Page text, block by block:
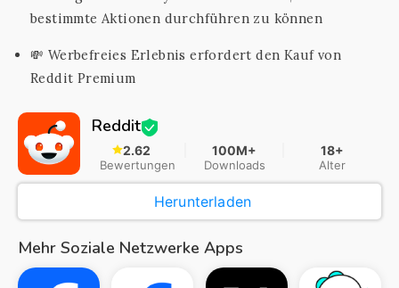
bestimmte Aktionen durchführen zu können
💸 Werbefreies Erlebnis erfordert den Kauf von
Reddit Premium
Reddit
2.62
Bewertungen
100M+
Downloads
18+
Alter
Herunterladen
Mehr Soziale Netzwerke Apps